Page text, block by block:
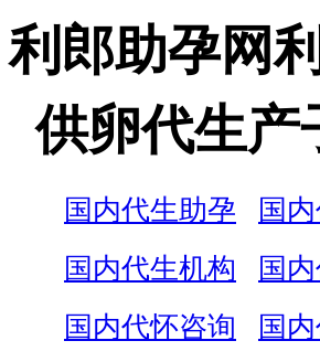
利郎助孕网
供卵代生产
国内代生助孕
国
国内代生机构
国
国内代怀咨询
国